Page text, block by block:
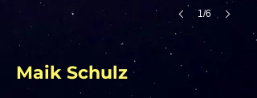
1/6
Maik Schulz